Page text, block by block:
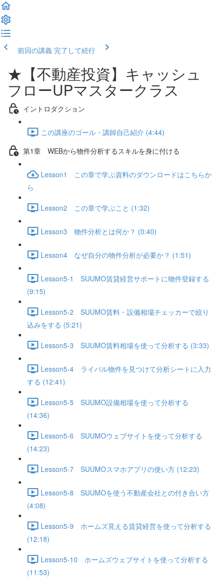
前回の講義 完了して続行
★【不動産投資】キャッシュ
フローUPマスタークラス
イントロダクション
この講座のゴール・講師自己紹介 (4:44)
第1章 WEBから物件分析するスキルを身に付ける
Lesson1 この章で学ぶ資料のダウンロードはこちらか
ら
Lesson2 この章で学ぶこと (1:32)
Lesson3 物件分析とは何か？ (0:40)
Lesson4 なぜ自分の物件分析が必要か？ (1:51)
Lesson5-1 SUUMO賃貸経営サポートに物件登録する
(9:15)
Lesson5-2 SUUMO賃料・設備相場チェッカーで絞り
込みをする (5:21)
Lesson5-3 SUUMO賃料相場を使って分析する (3:33)
Lesson5-4 ライバル物件を見つけて分析シートに入力
する (12:41)
Lesson5-5 SUUMO設備相場を使って分析する
(14:36)
Lesson5-6 SUUMOウェブサイトを使って分析する
(14:23)
Lesson5-7 SUUMOスマホアプリの使い方 (12:23)
Lesson5-8 SUUMOを使う不動産会社との付き合い方
(4:08)
Lesson5-9 ホームズ見える賃貸経営を使って分析する
(12:18)
Lesson5-10 ホームズウェブサイトを使って分析する
(11:53)